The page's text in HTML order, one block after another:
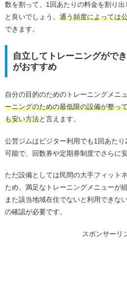
数を割って、1回あたりの料金を割り
と良いでしょう。 通う頻度によっては
できます。
自立してトレーニングがで
がおすすめ
自分の目的のためのトレーニングメニ
ーニングのための最低限の設備が整っ
も安い方法と言えます。
公営ジムはビジター利用でも1回あた
可能で、回数券や定期券制度でさらに
ただ設備としては民間の大手フィット
ため、満足なトレーニングメニューが
また該当地域在住でないと利用できな
の確認が必要です。
スポンサーリ